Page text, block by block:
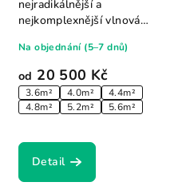
od 20 500 Kč
3.6m² 4.0m²
4.4m²
4.8m²
5.2m² 5.6m²
Na objednání (5–7 dnů)
Detail
nejradikálnější a
nejkomplexnější vlnová